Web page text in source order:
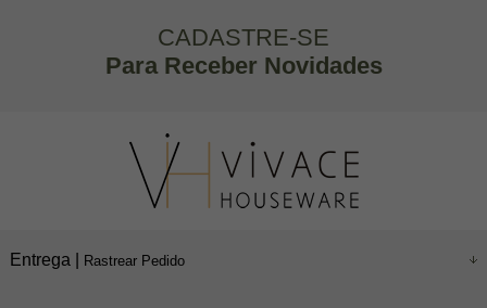
CADASTRE-SE
Para Receber Novidades
Entrega | Rastrear Pedido